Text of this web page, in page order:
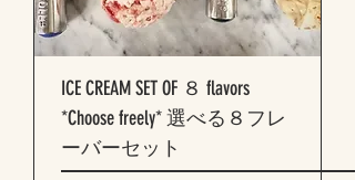
ICE CREAM SET OF ８ flavors
*Choose freely* 選べる８フレ
ーバーセット